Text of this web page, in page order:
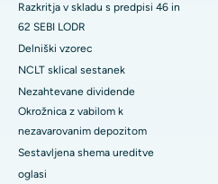
Razkritja v skladu s predpisi 46 in
62 SEBI LODR
Delniški vzorec
NCLT sklical sestanek
Nezahtevane dividende
Okrožnica z vabilom k
nezavarovanim depozitom
Sestavljena shema ureditve
oglasi